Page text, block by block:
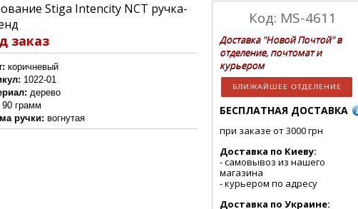
Stiga Intencity NCT ручка-
заказ
коричневый
1022-01
дерево
90 грамм
ручки: вогнутая
Код: MS-4611
Доставка "Новой Почтой" в
отделение, почтомат и
курьером
БЛИЖАЙШЕЕ ОТДЕЛЕНИЕ
БЕСПЛАТНАЯ ДОСТАВКА
при заказе от 3000 грн
Доставка по Киеву:
- cамовывоз из нашего
магазина
- курьером по адресу
Доставка по Украине: